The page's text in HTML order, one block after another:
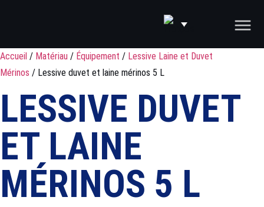
Accueil / Matériau / Équipement / Lessive Laine et Duvet
Mérinos / Lessive duvet et laine mérinos 5 L
LESSIVE DUVET
ET LAINE
MÉRINOS 5 L